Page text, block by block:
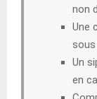
non
Une
sous
Un
en